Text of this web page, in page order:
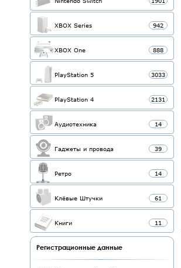
XBOX Series 942
XBOX One 888
PlayStation 5 3033
PlayStation 4 2131
Аудиотехника 14
Гаджеты и провода 39
Ретро 14
Клёвые Штучки 61
Книги 11
Регистрационные данные